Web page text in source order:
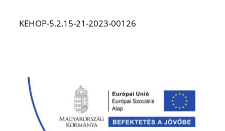
KEHOP-5.2.15-21-2023-00126